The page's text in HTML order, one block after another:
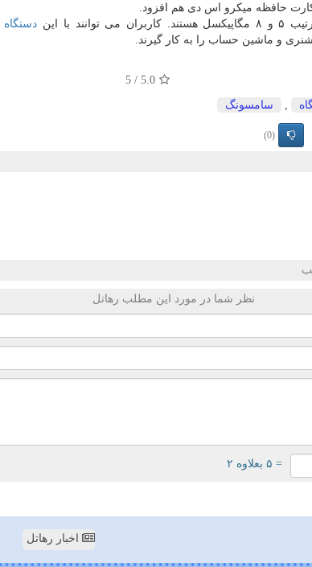
كاربران می توانند با این دستگاه
و ماشین حساب را به كار گیرند.
5.0
/
5
سامسونگ
(0)
نظر شما در مورد این مطلب رهاتل
= ۵ بعلاوه ۲
اخبار رهاتل